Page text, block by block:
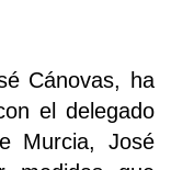
Cánovas, ha
el delegado
Murcia, José